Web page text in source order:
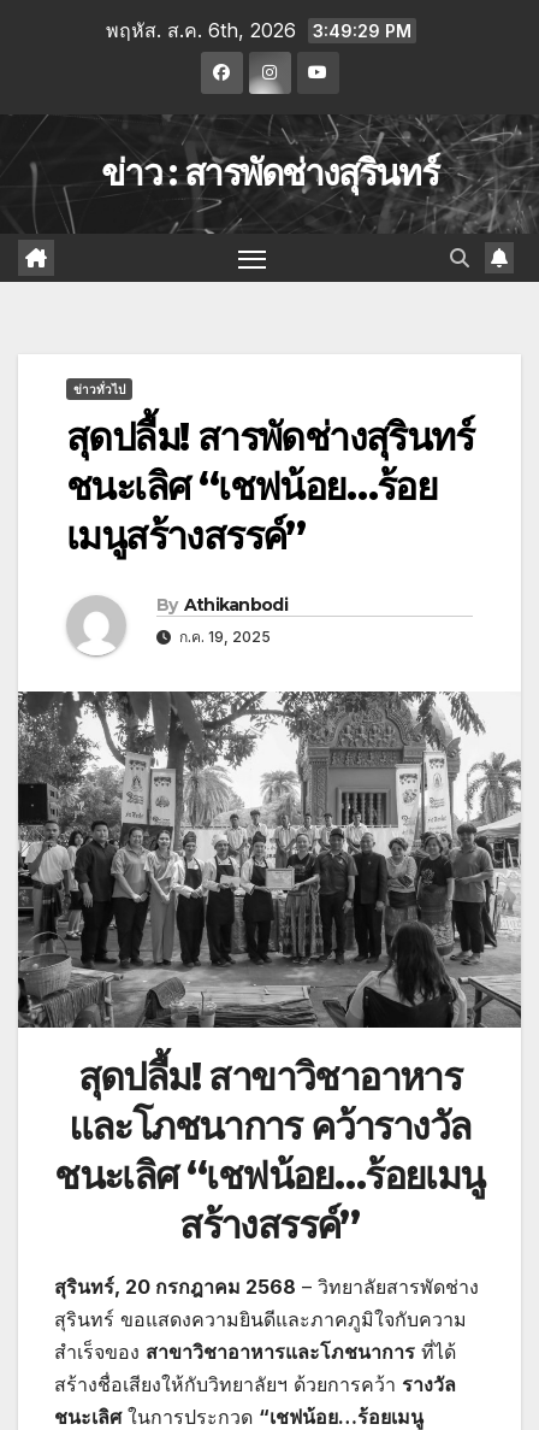
พฤหัส. ส.ค. 6th, 2026 3:49:30 PM
ข่าว : สารพัดช่างสุรินทร์
ข่าวทั่วไป
สุดปลื้ม! สารพัดช่างสุรินทร์
ชนะเลิศ “เชฟน้อย…ร้อย
เมนูสร้างสรรค์”
By Athikanbodi
ก.ค. 19, 2025
สุดปลื้ม! สาขาวิชาอาหาร
และโภชนาการ คว้ารางวัล
ชนะเลิศ “เชฟน้อย…ร้อยเมนู
สร้างสรรค์”
สุรินทร์, 20 กรกฎาคม 2568 – วิทยาลัยสารพัดช่าง
สุรินทร์ ขอแสดงความยินดีและภาคภูมิใจกับความ
สำเร็จของ สาขาวิชาอาหารและโภชนาการ ที่ได้
สร้างชื่อเสียงให้กับวิทยาลัยฯ ด้วยการคว้า รางวัล
ชนะเลิศในการประกวด “เชฟน้อย…ร้อยเมนู